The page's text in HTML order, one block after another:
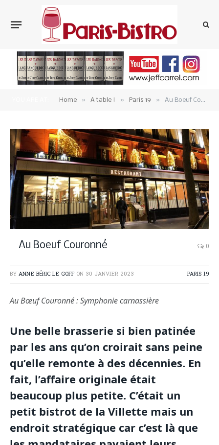
Home » A table ! » Paris 19 » Au Boeuf Couronné
Au Boeuf Couronné 0
BY ANNE BÉRIC LE GOFF ON 30 JANVIER 2023 PARIS 19
Au Bœuf Couronné : Symphonie carnassière
Une belle brasserie si bien patinée
par les ans qu’on croirait sans peine
qu’elle remonte à des décennies. En
fait, l’affaire originale était
beaucoup plus petite. C’était un
petit bistrot de la Villette mais un
endroit stratégique car c’est là que